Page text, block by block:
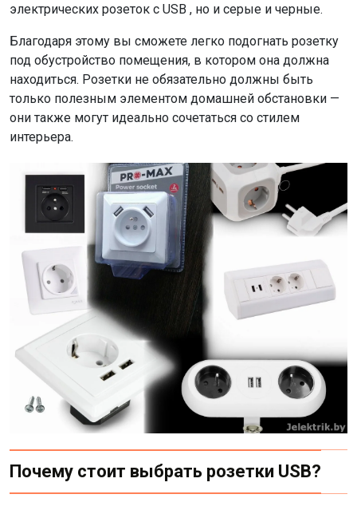
электрических розеток с USB , но и серые и черные.
Благодаря этому вы сможете легко подогнать розетку
под обустройство помещения, в котором она должна
находиться. Розетки не обязательно должны быть
только полезным элементом домашней обстановки —
они также могут идеально сочетаться со стилем
интерьера.
Почему стоит выбрать розетки USB?